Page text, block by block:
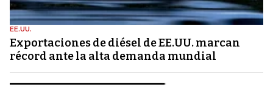
EE.UU.
Exportaciones de diésel de EE.UU. marcan
récord ante la alta demanda mundial